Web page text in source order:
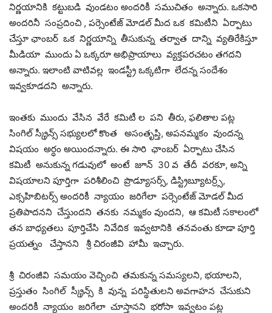
నిర్ణయానికి కట్టుబడి వుండటం అందరికీ సముచితం అన్నారు. ఒకసారి
అందరినీ సంప్రదించి , పర్సెంటేజ్ మోడల్ మీద ఒక కమిటీని ఏర్పాటు
చేస్తూ ఛాంబర్ ఒక నిర్ణయాన్ని తీసుకున్న తర్వాత దాన్ని వ్యతిరేకిస్తూ
మీడియా ముందు ఏ ఒక్కరూ అభిప్రాయాలు వ్యక్తపరచటం తగదని
అన్నారు. ఇలాంటి వాటివల్ల ఇండస్ట్రీ ఒక్కటిగా లేదన్న సందేశం
ఇవ్వకూడదని అన్నారు.
ఇంతకు ముందు వేసిన వేరే కమిటీ ల పని తీరు, ఫలితాల పట్ల
సింగిల్ స్క్రీన్స్ సభ్యులలో కొంత అసంతృప్తి, అపనమ్మకం వుందన్న
విషయం అర్ధం అయిందన్నారు. ఈ సారి ఛాంబర్ ఏర్పాటు చేసిన
కమిటీ అనుకున్న గడువులో అంటే జూన్ 30 వ తేదీ వరకూ, అన్ని
విషయాలని పూర్తిగా పరిశీలించి ప్రొడ్యూసర్స్, డిస్ట్రిబ్యూటర్ర్స్,
ఎక్సహిబిటర్స్ అందరికీ న్యాయం జరిగేలా పర్సెంటేజ్ మోడల్ మీద
ప్రతిపాదనని చేస్తుందని తనకు నమ్మకం వుందని, ఆ కమిటీ సకాలంలో
తన బాధ్యతలు పూర్తిచేసి నివేదిక ఇవ్వటానికి తనవంతు కూడా పూర్తి
ప్రయత్నం చేస్తానని శ్రీ చిరంజీవి హామీ ఇచ్చారు.
శ్రీ చిరంజీవి సమయం వెచ్చించి తమకున్న సమస్యలని, భయాలని,
ప్రస్తుతం సింగిల్ స్క్రీన్స్ కి వున్న పరిస్థితులని అవగాహన చేసుకుని
అందరికీ న్యాయం జరిగేలా చూస్తానని భరోసా ఇవ్వటం పట్ల